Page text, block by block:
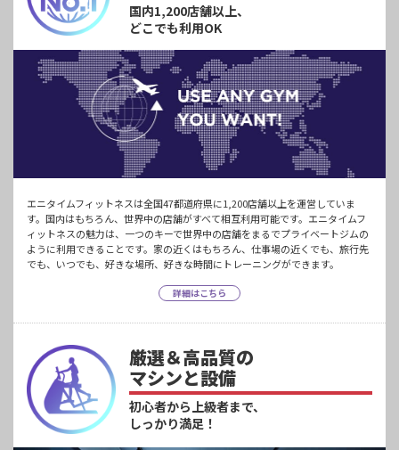
国内1,200店舗以上、
どこでも利用OK
エニタイムフィットネスは全国47都道府県に1,200店舗以上を運営していま
す。国内はもちろん、世界中の店舗がすべて相互利用可能です。エニタイムフ
ィットネスの魅力は、一つのキーで世界中の店舗をまるでプライベートジムの
ように利用できることです。家の近くはもちろん、仕事場の近くでも、旅行先
でも、いつでも、好きな場所、好きな時間にトレーニングができます。
詳細はこちら
厳選＆高品質の
マシンと設備
初心者から上級者まで、
しっかり満足！